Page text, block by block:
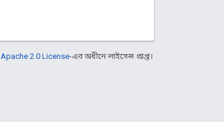
Apache 2.0 License-এর অধীনে লাইসেন্স প্রাপ্ত।